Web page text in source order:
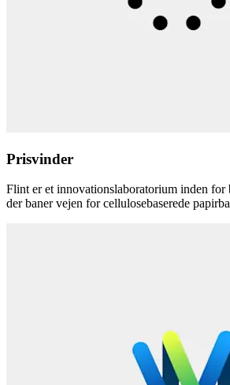
Prisvinder
Flint er et innovationslaboratorium inden for
der baner vejen for cellulosebaserede